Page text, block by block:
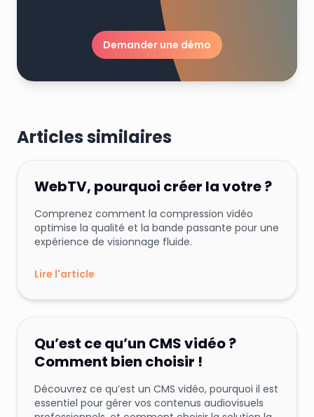
Demander une démo
Articles similaires
T Team Streamfizz
WebTV, pourquoi créer la votre ?
Comprenez comment la compression vidéo
optimise la qualité et la bande passante pour une
expérience de visionnage fluide.
Lire l'article
T Team Streamfizz 22 mai 2025
Qu’est ce qu’un CMS vidéo ?
Comment bien choisir !
Découvrez ce qu’est un CMS vidéo, pourquoi il est
essentiel pour gérer vos contenus audiovisuels